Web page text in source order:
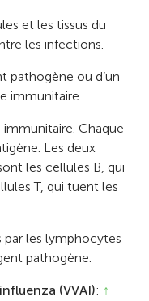
et les tissus du
les infections.
pathogène ou d’un
immunitaire.
Chaque
Les deux
les cellules B, qui
T, qui tuent les
par les lymphocytes
pathogène.
(VVAI): ↑